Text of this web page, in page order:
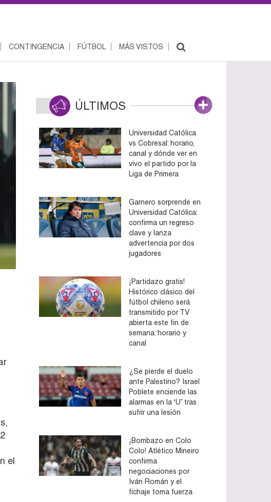
CONTINGENCIA FÚTBOL MÁS VISTOS
el
ÚLTIMOS
Universidad Católica
vs Cobresal: horario,
canal y dónde ver en
vivo el partido por la
Liga de Primera
Garnero sorprende en
Universidad Católica:
confirma un regreso
clave y lanza
advertencia por dos
jugadores
¡Partidazo gratis!
Histórico clásico del
fútbol chileno será
transmitido por TV
abierta este fin de
semana: horario y
canal
¿Se pierde el duelo
ante Palestino? Israel
Poblete enciende las
alarmas en la ‘U’ tras
sufrir una lesión
¡Bombazo en Colo
Colo! Atlético Mineiro
confirma
negociaciones por
Iván Román y el
fichaje toma fuerza